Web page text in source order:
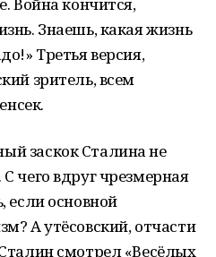
Знаешь, какая жизнь
Третья версия,
зритель, всем
заскок Сталина не
чего вдруг чрезмерная
если основной
А утёсовский, отчасти
смотрел «Весёлых